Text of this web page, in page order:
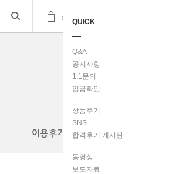
QUICK
Q&A
공지사항
1:1문의
입금확인
상품후기
SNS
합격후기 게시판
동영상
보도자료
cart(0)
이용후기